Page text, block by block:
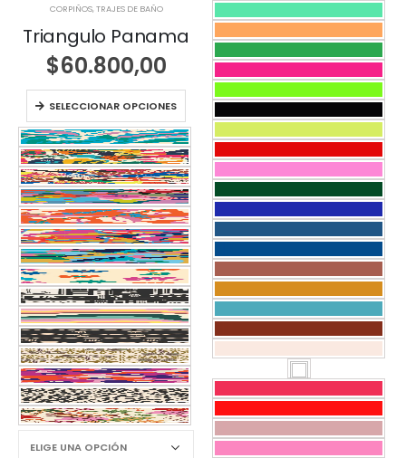
CORPIÑOS,TRAJES DE BAÑO
Triangulo Panama
$60.800,00
SELECCIONAR OPCIONES